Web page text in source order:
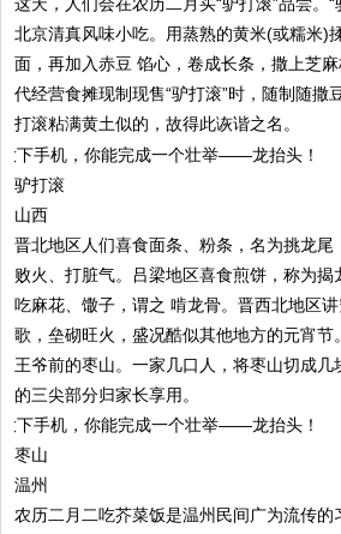
北京清真风味小吃。用蒸熟的黄米(或糯米)
面，再加入赤豆 馅心，卷成长条，撒上芝
代经营食摊现制现售“驴打滚”时，随制随撒
打滚粘满黄土似的，故得此诙谐之名。
驴打滚
山西
晋北地区人们喜食面条、粉条，名为挑龙尾
败火、打脏气。吕梁地区喜食煎饼，称为
吃麻花、馓子，谓之 啃龙骨。晋西北地区
歌，垒砌旺火，盛况酷似其他地方的元宵节
王爷前的枣山。一家几口人，将枣山切成
的三尖部分归家长享用。
枣山
温州
农历二月二吃芥菜饭是温州民间广为流传的